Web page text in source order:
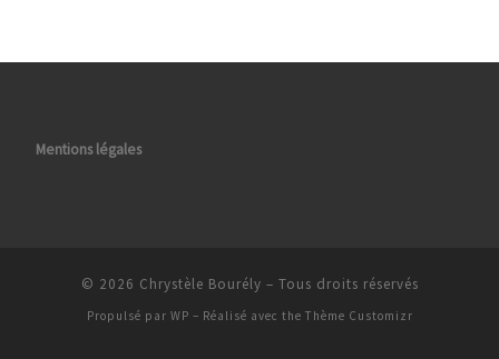
Mentions légales
© 2026 Chrystèle Bourély – Tous droits réservés
Propulsé par WP – Réalisé avec the Thème Customizr